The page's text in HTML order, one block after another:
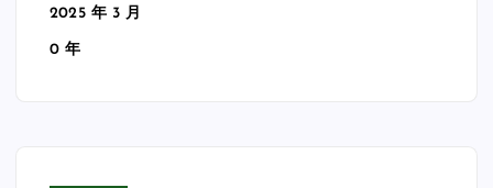
2025 年 3 月
0 年